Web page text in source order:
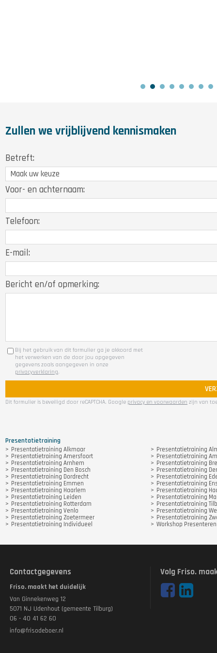
Zullen we vrijblijvend kennismaken
Betreft:
Voor- en achternaam:
Telefoon:
E-mail:
Bericht en/of opmerking:
Bij het gebruik van dit formulier ga je akkoord met
het verwerken van de door jou opgegeven
gegevens zoals aangegeven in onze
privacyverklaring.
Dit formulier is beveiligd door reCAPTCHA. Google privacy en voorwaarden zijn van
Presentatietraining
Presentatietraining Alkmaar
Presentatietraining
Presentatietraining Amersfoort
Presentatietraining
Presentatietraining Arnhem
Presentatietraining
Presentatietraining Den Bosch
Presentatietraining
Presentatietraining Dordrecht
Presentatietraining
Presentatietraining Emmen
Presentatietraining
Presentatietraining Haarlem
Presentatietraining
Presentatietraining Leiden
Presentatietraining
Presentatietraining Rotterdam
Presentatietraining
Presentatietraining Venlo
Presentatietraining
Presentatietraining Zoetermeer
Presentatietraining
Presentatietraining Individueel
Workshop Presenteren
Contactgegevens
Friso. maakt het duidelijk
Van Ginnekenweg 12
5071 NJ Udenhout (gemeente Tilburg)
06 - 40 41 62 60
info@frisodeboer.nl
Volg Friso.